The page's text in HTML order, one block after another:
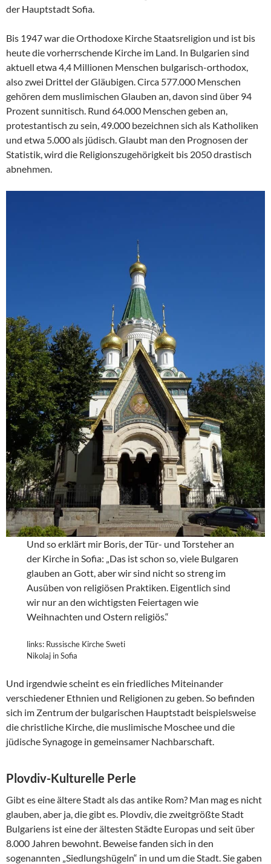
der Hauptstadt Sofia.
Bis 1947 war die Orthodoxe Kirche Staatsreligion und ist bis
heute die vorherrschende Kirche im Land. In Bulgarien sind
aktuell etwa 4,4 Millionen Menschen bulgarisch-orthodox,
also zwei Drittel der Gläubigen. Circa 577.000 Menschen
gehören dem muslimischen Glauben an, davon sind über 94
Prozent sunnitisch. Rund 64.000 Menschen geben an,
protestantisch zu sein, 49.000 bezeichnen sich als Katholiken
und etwa 5.000 als jüdisch. Glaubt man den Prognosen der
Statistik, wird die Religionszugehörigkeit bis 2050 drastisch
abnehmen.
Und so erklärt mir Boris, der Tür- und Torsteher an
der Kirche in Sofia: „Das ist schon so, viele Bulgaren
glauben an Gott, aber wir sind nicht so streng im
Ausüben von religiösen Praktiken. Eigentlich sind
wir nur an den wichtigsten Feiertagen wie
Weihnachten und Ostern religiös.“
links: Russische Kirche Sweti
Nikolaj in Sofia
Und irgendwie scheint es ein friedliches Miteinander
verschiedener Ethnien und Religionen zu geben. So befinden
sich im Zentrum der bulgarischen Hauptstadt beispielsweise
die christliche Kirche, die muslimische Moschee und die
jüdische Synagoge in gemeinsamer Nachbarschaft.
Plovdiv-Kulturelle Perle
Gibt es eine ältere Stadt als das antike Rom? Man mag es nicht
glauben, aber ja, die gibt es. Plovdiv, die zweitgrößte Stadt
Bulgariens ist eine der ältesten Städte Europas und seit über
8.000 Jahren bewohnt. Beweise fanden sich in den
sogenannten „Siedlungshügeln“ in und um die Stadt. Sie gaben